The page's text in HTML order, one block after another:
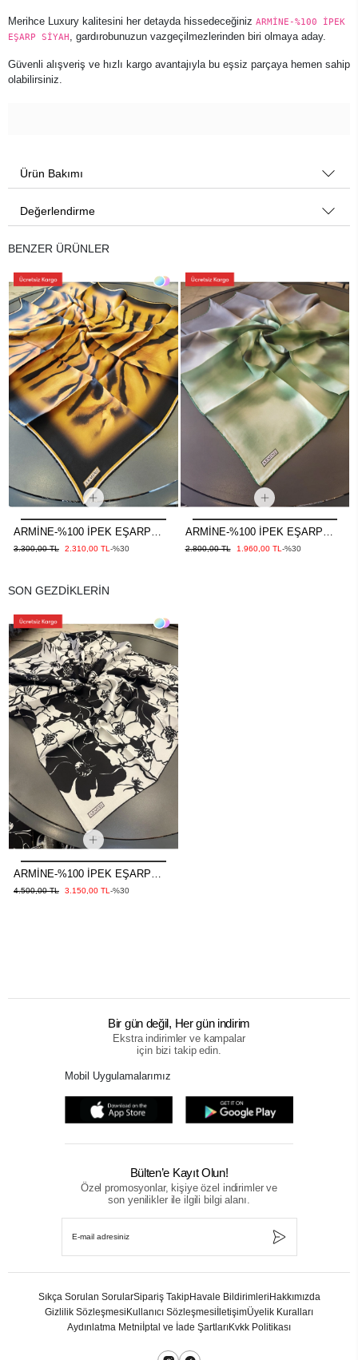
Merihce Luxury kalitesini her detayda hissedeceğiniz ARMİNE-%100 İPEK
EŞARP SİYAH
, gardırobunuzun vazgeçilmezlerinden biri olmaya aday.
Güvenli alışveriş ve hızlı kargo avantajıyla bu eşsiz parçaya hemen sahip
olabilirsiniz.
Ürün Bakımı
Değerlendirme
BENZER ÜRÜNLER
ARMİNE-%100 İPEK EŞARP
GOLD
3.300,00 TL 2.310,00 TL -%30
ARMİNE-%100 İPEK EŞARP
YEŞİL
2.800,00 TL 1.960,00 TL -%30
SON GEZDİKLERİN
ARMİNE-%100 İPEK EŞARP
SİYAH
4.500,00 TL 3.150,00 TL -%30
Bir gün değil, Her gün indirim
Ekstra indirimler ve kampalar
için bizi takip edin.
Mobil Uygulamalarımız
Bülten’e Kayıt Olun!
Özel promosyonlar, kişiye özel indirimler ve
son yenilikler ile ilgili bilgi alanı.
Sıkça Sorulan SorularSipariş TakipHavale BildirimleriHakkımızda
Gizlilik SözleşmesiKullanıcı SözleşmesiİletişimÜyelik Kuralları
Aydınlatma Metniİptal ve İade ŞartlarıKvkk Politikası